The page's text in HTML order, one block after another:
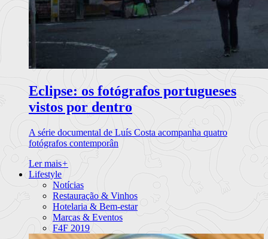
Eclipse: os fotógrafos portugueses
vistos por dentro
A série documental de Luís Costa acompanha quatro
fotógrafos contemporân
Ler mais+
Lifestyle
Notícias
Restauração & Vinhos
Hotelaria & Bem-estar
Marcas & Eventos
F4F 2019